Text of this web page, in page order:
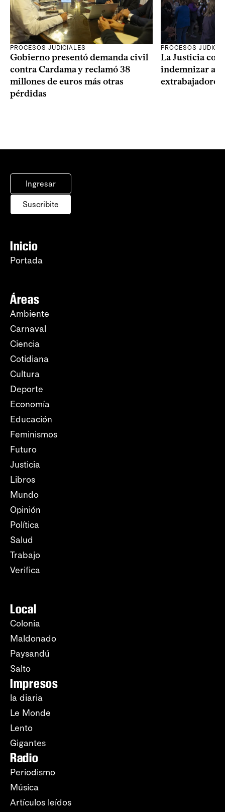
PROCESOS JUDICIALES
Gobierno presentó demanda civil
contra Cardama y reclamó 38
millones de euros más otras
pérdidas
PROCESOS
La Justicia
indemnizar a
extrabajadores
Ingresar
Suscribite
Inicio
Portada
Áreas
Ambiente
Carnaval
Ciencia
Cotidiana
Cultura
Deporte
Economía
Educación
Feminismos
Futuro
Justicia
Libros
Mundo
Opinión
Política
Salud
Trabajo
Verifica
Local
Colonia
Maldonado
Paysandú
Salto
Impresos
la diaria
Le Monde
Lento
Gigantes
Radio
Periodismo
Música
Artículos leídos